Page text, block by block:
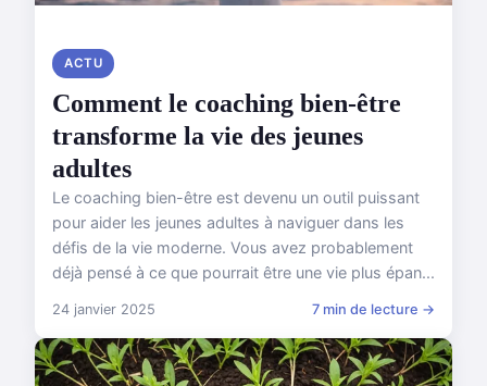
ACTU
Comment le coaching bien-être
transforme la vie des jeunes
adultes
Le coaching bien-être est devenu un outil puissant
pour aider les jeunes adultes à naviguer dans les
défis de la vie moderne. Vous avez probablement
déjà pensé à ce que pourrait être une vie plus épan...
24 janvier 2025 7 min de lecture →